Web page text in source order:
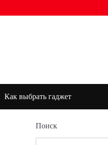
Как выбрать гаджет
Поиск